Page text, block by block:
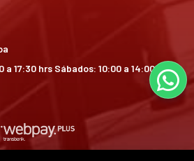
a 17:30 hrs Sábados: 10:00 a 14:00 hrs